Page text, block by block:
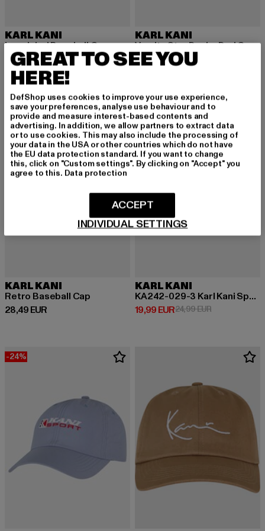
KARL KANI
Looplabel Baseball Cap
23,99 EUR
Derzeitiger Preis: 23,99 EUR
29,99 EURAktionspreis: 29,99 EUR
KARL KANI
Varsity Star Denim Dad Cap
33,24 EUR
Derzeitiger Preis: 33,24 EUR
KARL KANI
Retro Baseball Cap
28,49 EUR
Derzeitiger Preis: 28,49 EUR
-20%
KARL KANI
KA242-029-3 Karl Kani Sports Shadow Stripe Cap
19,99 EUR
Derzeitiger Preis: 19,99 EUR
24,99 EURAktionspreis:
-24%
GREAT TO SEE YOU
HERE!
DefShop uses cookies to improve your use experience,
save your preferences, analyse use behaviour and to
provide and measure interest-based contents and
advertising. In addition, we allow partners to extract data
or to use cookies. This may also include the processing of
your data in the USA or other countries which do not have
the EU data protection standard. If you want to change
this, click on "Custom settings". By clicking on "Accept" you
agree to this. Data protection
INDIVIDUAL SETTINGS
ACCEPT